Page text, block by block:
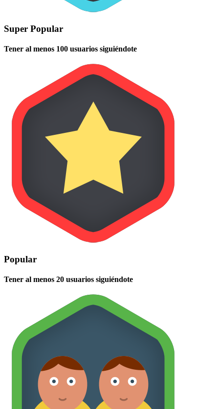
Super Popular
Tener al menos 100 usuarios siguiéndote
Popular
Tener al menos 20 usuarios siguiéndote